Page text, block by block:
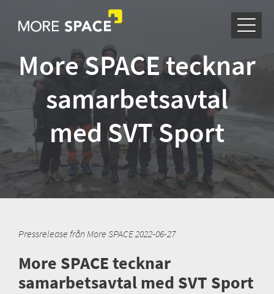
More SPACE tecknar
samarbetsavtal
med SVT Sport
Pressrelease från More SPACE 2022-06-27
More SPACE tecknar
samarbetsavtal med SVT Sport